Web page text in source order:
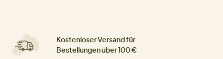
Kostenloser Versand für
Bestellungen über 100 €